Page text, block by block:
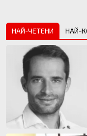
НАЙ-ЧЕТЕНИ НАЙ-